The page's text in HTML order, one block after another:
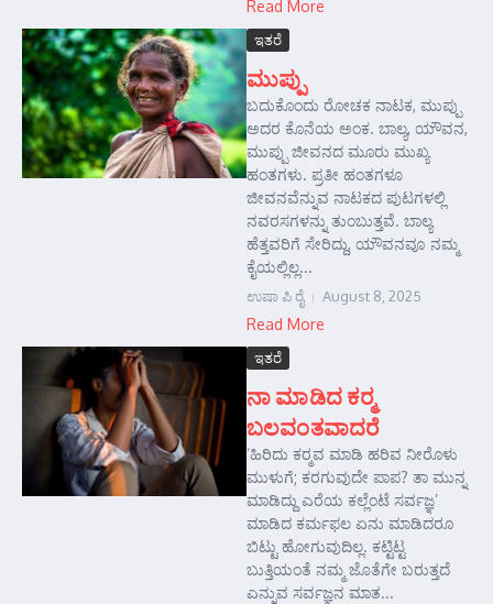
Read More
ಇತರೆ
ಮುಪ್ಪು
ಬದುಕೊಂದು ರೋಚಕ ನಾಟಕ, ಮುಪ್ಪು
ಅದರ ಕೊನೆಯ ಅಂಕ. ಬಾಲ್ಯ, ಯೌವನ,
ಮುಪ್ಪು ಜೀವನದ ಮೂರು ಮುಖ್ಯ
ಹಂತಗಳು. ಪ್ರತೀ ಹಂತಗಳೂ
ಜೀವನವೆನ್ನುವ ನಾಟಕದ ಪುಟಗಳಲ್ಲಿ
ನವರಸಗಳನ್ನು ತುಂಬುತ್ತವೆ. ಬಾಲ್ಯ
ಹೆತ್ತವರಿಗೆ ಸೇರಿದ್ದು, ಯೌವನವೂ ನಮ್ಮ
ಕೈಯಲ್ಲಿಲ್ಲ...
ಉಷಾ ಪಿ ರೈ August 8, 2025
Read More
ಇತರೆ
ನಾ ಮಾಡಿದ ಕರ್‍ಮ
ಬಲವಂತವಾದರೆ
‘ಹಿರಿದು ಕರ್‍ಮವ ಮಾಡಿ ಹರಿವ ನೀರೊಳು
ಮುಳುಗೆ; ಕರಗುವುದೇ ಪಾಪ? ತಾ ಮುನ್ನ
ಮಾಡಿದ್ದು ಎರೆಯ ಕಲ್ಲೆಂಟೆ ಸರ್ವಜ್ಞ’
ಮಾಡಿದ ಕರ್ಮಫಲ ಏನು ಮಾಡಿದರೂ
ಬಿಟ್ಟು ಹೋಗುವುದಿಲ್ಲ. ಕಟ್ಟಿಟ್ಟ
ಬುತ್ತಿಯಂತೆ ನಮ್ಮ ಜೊತೆಗೇ ಬರುತ್ತದೆ
ಎನ್ನುವ ಸರ್ವಜ್ಞನ ಮಾತ...